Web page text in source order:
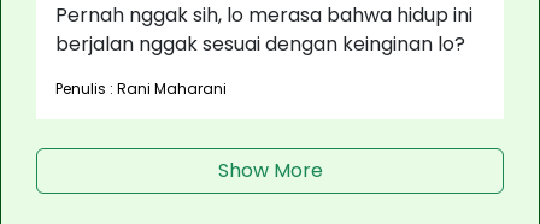
Pernah nggak sih, lo merasa bahwa hidup ini
berjalan nggak sesuai dengan keinginan lo?
Penulis : Rani Maharani
Show More